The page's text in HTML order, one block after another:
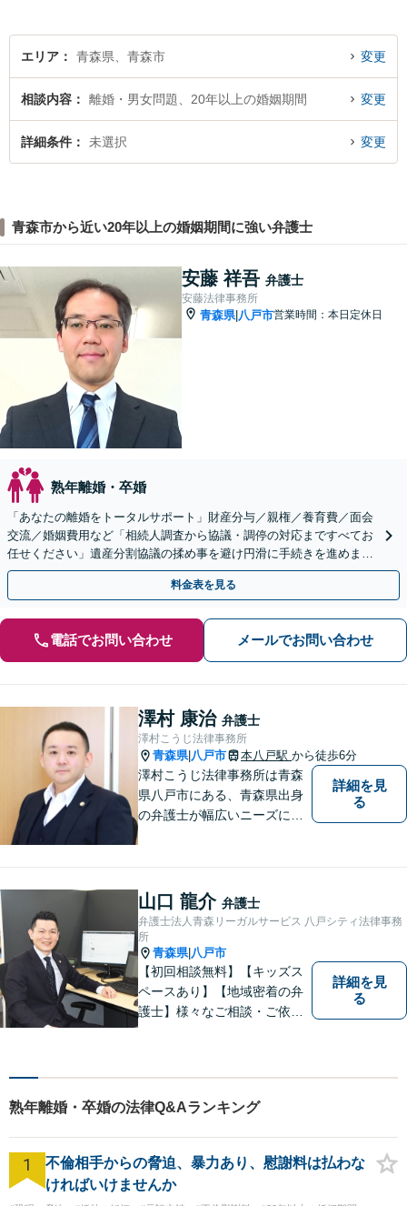
エリア 青森県、青森市 変更
相談内容 離婚・男女問題、20年以上の婚姻期間 変更
詳細条件 未選択 変更
青森市から近い20年以上の婚姻期間に強い弁護士
安藤 祥吾 弁護士
安藤法律事務所
青森県| 八戸市営業時間：本日定休日
熟年離婚・卒婚
「あなたの離婚をトータルサポート」財産分与／親権／養育費／面会
交流／婚姻費用など「相続人調査から協議・調停の対応まですべてお
任せください」遺産分割協議の揉め事を避け円滑に手続きを進めまし
ょう【秘密厳守】【子連れ相談可】【休日・夜間相談あり】
料金表を見る
電話でお問い合わせ メールでお問い合わせ
澤村 康治 弁護士
澤村こうじ法律事務所
青森県| 八戸市 本八戸駅 から徒歩6分
澤村こうじ法律事務所は青森
県八戸市にある、青森県出身
の弁護士が幅広いニーズにお
詳細を見
る
山口 龍介 弁護士
弁護士法人青森リーガルサービス 八戸シティ法律事務
所
青森県| 八戸市
【初回相談無料】【キッズス
ペースあり】【地域密着の弁
護士】様々なご相談・ご依頼
詳細を見
る
熟年離婚・卒婚の法律Q&Aランキング
1
不倫相手からの脅迫、暴力あり、慰謝料は払わな
ければいけませんか